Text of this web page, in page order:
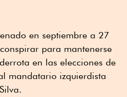
en septiembre a 27
para mantenerse
en las elecciones de
mandatario izquierdista